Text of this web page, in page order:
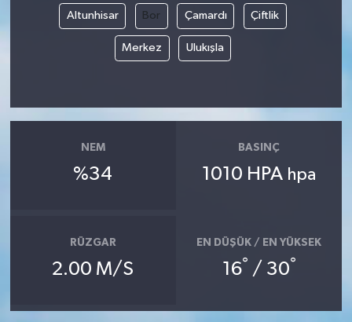
Altunhisar Bor Çamardı Çiftlik
Merkez Ulukışla
NEM
%34
BASINÇ
1010 HPA hpa
RÜZGAR
2.00 M/S
EN DÜŞÜK / EN YÜKSEK
16° / 30°